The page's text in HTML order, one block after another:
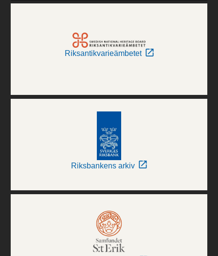
Riksantikvarieämbetet
Riksbankens arkiv